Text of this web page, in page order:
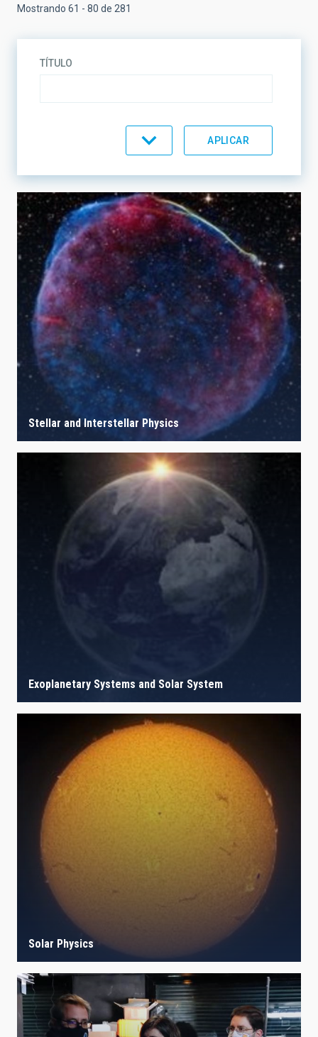
Mostrando 61 - 80 de 281
TÍTULO
LÍNEAS DE INVESTIGACIÓN
LÍNEAS DE INSTRUMENTACIÓN
LÍNEAS IACTEC
ASTROFÍSICAS
FECHA DE CREACIÓN ORDENAR POR
Stellar and Interstellar Physics
Exoplanetary Systems and Solar System
Solar Physics